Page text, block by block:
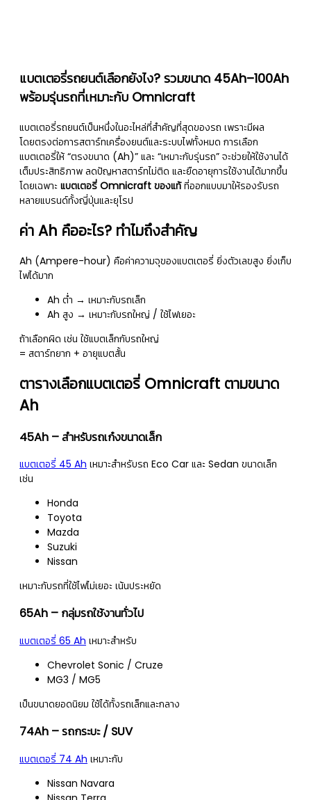
แบตเตอรี่รถยนต์เลือกยังไง? รวมขนาด 45Ah–100Ah
พร้อมรุ่นรถที่เหมาะกับ Omnicraft
แบตเตอรี่รถยนต์เป็นหนึ่งในอะไหล่ที่สำคัญที่สุดของรถ เพราะมีผล
โดยตรงต่อการสตาร์ทเครื่องยนต์และระบบไฟทั้งหมด การเลือก
แบตเตอรี่ให้ “ตรงขนาด (Ah)” และ “เหมาะกับรุ่นรถ” จะช่วยให้ใช้งานได้
เต็มประสิทธิภาพ ลดปัญหาสตาร์ทไม่ติด และยืดอายุการใช้งานได้มากขึ้น
โดยเฉพาะ แบตเตอรี่ Omnicraft ของแท้ที่ออกแบบมาให้รองรับรถ
หลายแบรนด์ทั้งญี่ปุ่นและยุโรป
ค่า Ah คืออะไร? ทำไมถึงสำคัญ
Ah (Ampere-hour) คือค่าความจุของแบตเตอรี่ ยิ่งตัวเลขสูง ยิ่งเก็บ
ไฟได้มาก
Ah ต่ำ → เหมาะกับรถเล็ก
Ah สูง → เหมาะกับรถใหญ่ / ใช้ไฟเยอะ
ถ้าเลือกผิด เช่น ใช้แบตเล็กกับรถใหญ่
= สตาร์ทยาก + อายุแบตสั้น
ตารางเลือกแบตเตอรี่ Omnicraft ตามขนาด
Ah
45Ah – สำหรับรถเก๋งขนาดเล็ก
แบตเตอรี่ 45 Ah เหมาะสำหรับรถ Eco Car และ Sedan ขนาดเล็ก
เช่น
Honda
Toyota
Mazda
Suzuki
Nissan
เหมาะกับรถที่ใช้ไฟไม่เยอะ เน้นประหยัด
65Ah – กลุ่มรถใช้งานทั่วไป
แบตเตอรี่ 65 Ah เหมาะสำหรับ
Chevrolet Sonic / Cruze
MG3 / MG5
เป็นขนาดยอดนิยม ใช้ได้ทั้งรถเล็กและกลาง
74Ah – รถกระบะ / SUV
แบตเตอรี่ 74 Ah เหมาะกับ
Nissan Navara